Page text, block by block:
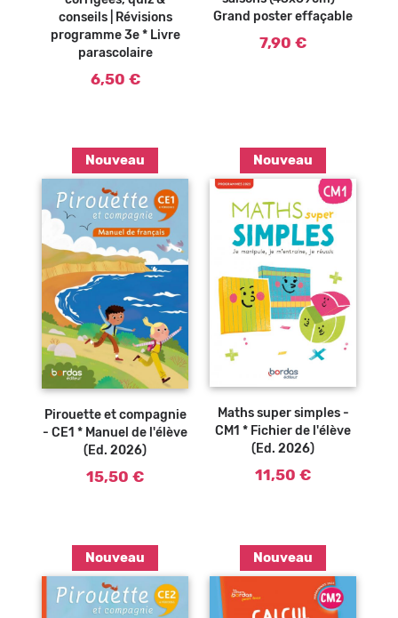
conseils | Révisions
programme 3e * Livre
parascolaire
6,50 €
Grand poster effaçable
7,90 €
Nouveau
Ajouter au
Pirouette et compagnie
- CE1 * Manuel de l'élève
(Ed. 2026)
15,50 €
Nouveau
Ajouter au
Maths super simples -
CM1 * Fichier de l'élève
(Ed. 2026)
11,50 €
Nouveau Nouveau